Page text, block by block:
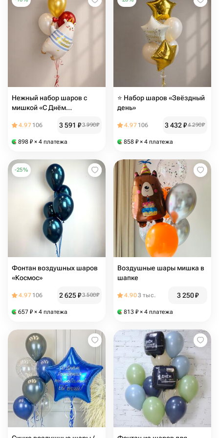
Нежный набор шаров с
мишкой «С Днём
4.97 106 3 591 ₽3 990₽
898 ₽ × 4 платежа
⭐ Набор шаров «Звёздный
день»
4.97 106 3 432₽4 290₽
858 ₽ × 4 платежа
-25%
Фонтан воздушных шаров
«Космос»
4.97 106 2 625₽3 500₽
657 ₽ × 4 платежа
Воздушные шары мишка в
шапке
4.903 тыс. 3 250₽
813 ₽ × 4 платежа